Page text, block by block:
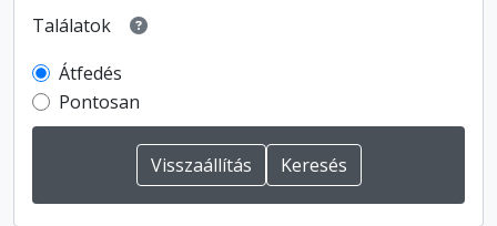
Találatok
Átfedés
Pontosan